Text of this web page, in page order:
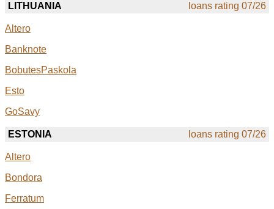
LITHUANIA loans rating 07/26
Altero
Banknote
BobutesPaskola
Esto
GoSavy
ESTONIA loans rating 07/26
Altero
Bondora
Ferratum